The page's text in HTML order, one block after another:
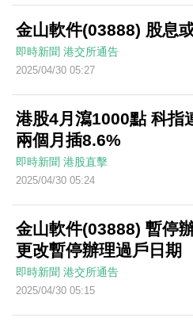
金山軟件(03888) 股息
即時新聞 港交所通告
2025/04/30 05:27
港股4月瀉1000點 科指
兩個月插8.6%
即時新聞 港股直擊
2025/04/30 05:24
金山軟件(03888) 暫停
更改暫停辦理過戶日期
即時新聞 港交所通告
2025/04/30 05:15